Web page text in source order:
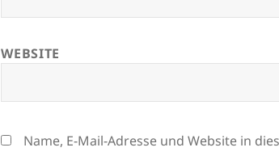
WEBSITE
Name, E-Mail-Adresse und Website in